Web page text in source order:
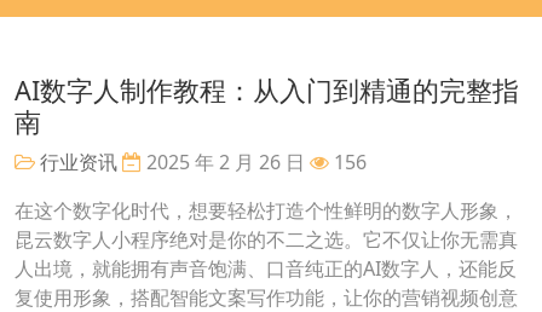
AI数字人制作教程：从入门到精通的完整指
南
行业资讯 2025 年 2 月 26 日
156
在这个数字化时代，想要轻松打造个性鲜明的数字人形象，
昆云数字人小程序绝对是你的不二之选。它不仅让你无需真
人出境，就能拥有声音饱满、口音纯正的AI数字人，还能反
复使用形象，搭配智能文案写作功能，让你的营销视频创意